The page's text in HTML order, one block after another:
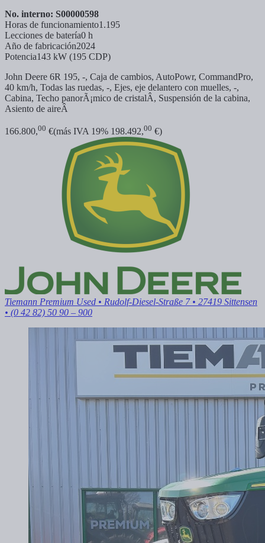
No. interno: S00000598
Horas de funcionamiento1.195
Lecciones de batería0 h
Año de fabricación2024
Potencia143 kW (195 CDP)
John Deere 6R 195, -, Caja de cambios, AutoPowr, CommandPro,
40 km/h, Todas las ruedas, -, Ejes, eje delantero con muelles, -,
Cabina, Techo panorÃ¡mico de cristalÂ, Suspensión de la cabina,
Asiento de aireÂ
166.800,00 €(más IVA 19% 198.492,00 €)
Tiemann Premium Used • Rudolf-Diesel-Straße 7 • 27419 Sittensen
• (0 42 82) 50 90 – 900